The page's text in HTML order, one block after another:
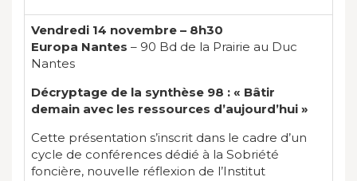
Vendredi 14 novembre – 8h30
Europa Nantes – 90 Bd de la Prairie au Duc
Nantes
Décryptage de la synthèse 98 : « Bâtir
demain avec les ressources d’aujourd’hui »
Cette présentation s’inscrit dans le cadre d’un
cycle de conférences dédié à la Sobriété
foncière, nouvelle réflexion de l’Institut